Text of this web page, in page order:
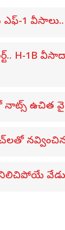
ఎఫ్-1
H-1B
ఉచిత